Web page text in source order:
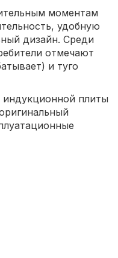
моментам
удобную
дизайн. Среди
отмечают
и туго
плиты